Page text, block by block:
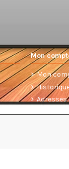
Mon
Mon
Adresses